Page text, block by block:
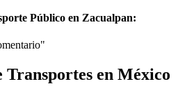
Público en Zacualpan:
Transportes en México